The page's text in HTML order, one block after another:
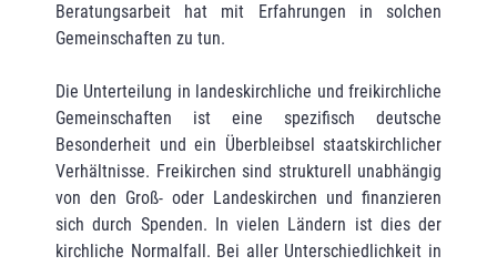
Beratungsarbeit hat mit Erfahrungen in solchen
Gemeinschaften zu tun.
Die Unterteilung in landeskirchliche und freikirchliche
Gemeinschaften ist eine spezifisch deutsche
Besonderheit und ein Überbleibsel staatskirchlicher
Verhältnisse. Freikirchen sind strukturell unabhängig
von den Groß- oder Landeskirchen und finanzieren
sich durch Spenden. In vielen Ländern ist dies der
kirchliche Normalfall. Bei aller Unterschiedlichkeit in